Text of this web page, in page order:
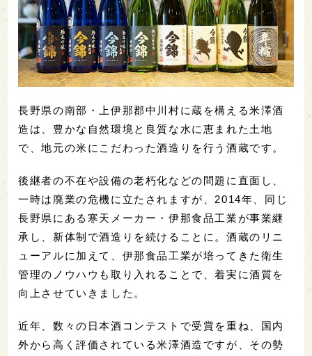
長野県の南部・上伊那郡中川村に蔵を構える米澤酒
造は、豊かな自然環境と良質な水に恵まれた土地
で、地元の米にこだわった酒造りを行う酒蔵です。
後継者の不在や設備の老朽化などの問題に直面し、
一時は廃業の危機に立たされますが、2014年、同じ
長野県にある寒天メーカー・伊那食品工業が事業継
承し、新体制で酒造りを続けることに。酒蔵のリニ
ューアルに加えて、伊那食品工業が培ってきた衛生
管理のノウハウも取り入れることで、着実に酒質を
向上させていきました。
近年、数々の日本酒コンテストで受賞を重ね、国内
外から高く評価されている米澤酒造ですが、その勢